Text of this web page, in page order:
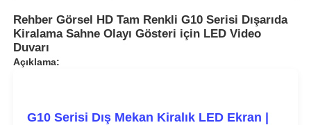
Rehber Görsel HD Tam Renkli G10 Serisi Dışarıda
Kiralama Sahne Olayı Gösteri için LED Video
Duvarı
Açıklama:
G10 Serisi Dış Mekan Kiralık LED Ekran |